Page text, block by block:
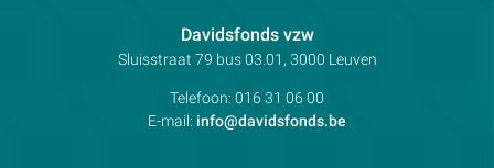
Davidsfonds vzwContactpersoon:
Adres:
Sluisstraat 79 bus 03.01, 3000 Leuven
Telefoon: 016 31 06 00
E-mail: info@davidsfonds.be